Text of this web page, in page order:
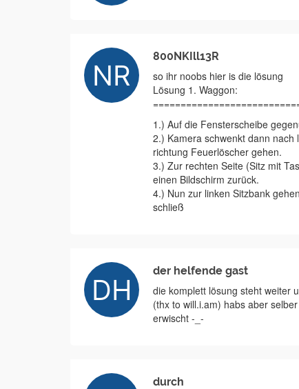
800NKIll13R
so ihr noobs hier is die lösung
Lösung 1. Waggon:
1.) Auf die Fensterscheibe
2.) Kamera schwenkt dann
richtung Feuerlöscher gehen.
3.) Zur rechten Seite (Sitz mit
einen Bildschirm zurück.
4.) Nun zur linken Sitzbank
schließ
der helfende gast
die komplett lösung steht weiter
(thx to will.i.am) habs aber
erwischt -_-
durch